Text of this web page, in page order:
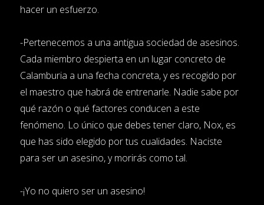
hacer un esfuerzo.
-Pertenecemos a una antigua sociedad de asesinos.
Cada miembro despierta en un lugar concreto de
Calamburia a una fecha concreta, y es recogido por
el maestro que habrá de entrenarle. Nadie sabe por
qué razón o qué factores conducen a este
fenómeno. Lo único que debes tener claro, Nox, es
que has sido elegido por tus cualidades. Naciste
para ser un asesino, y morirás como tal.
-¡Yo no quiero ser un asesino!